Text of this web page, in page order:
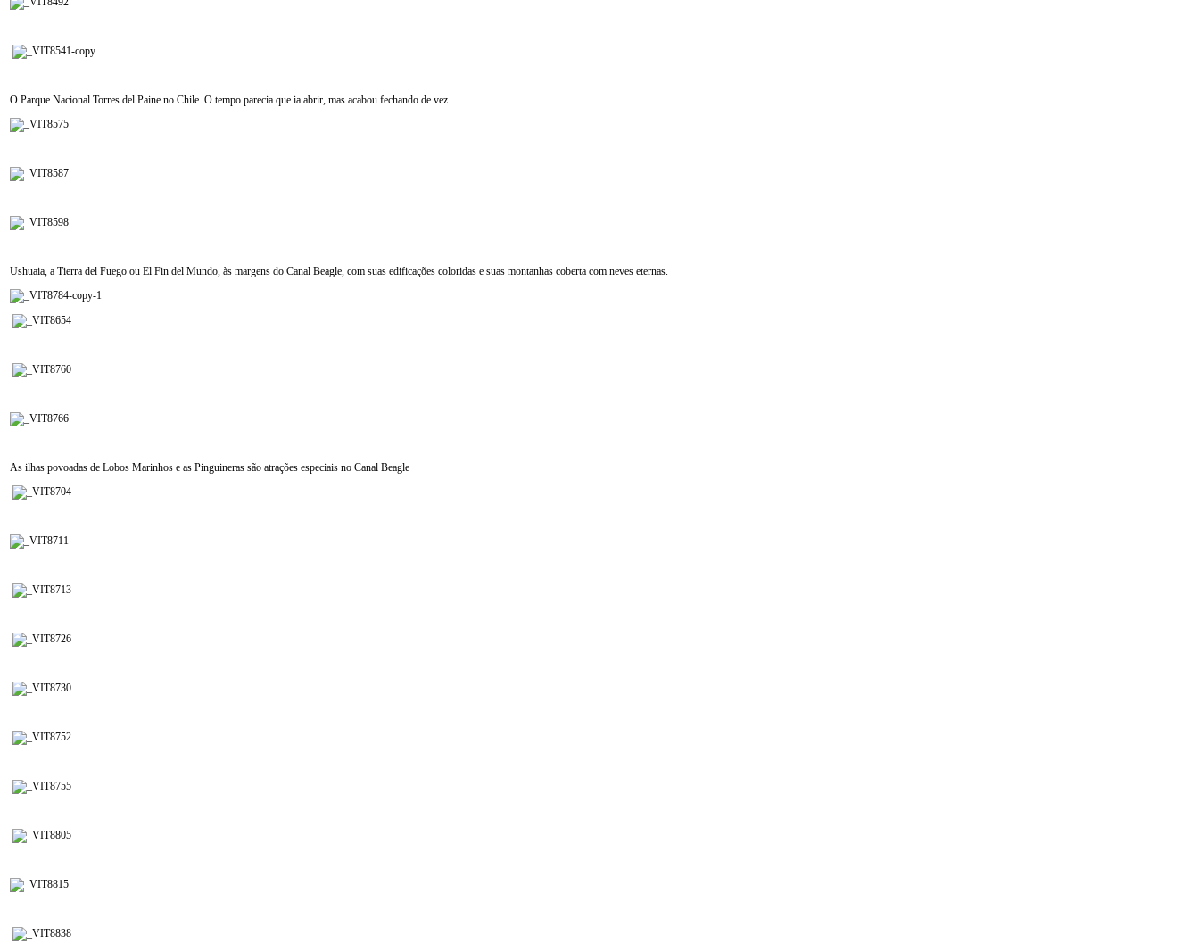
O Parque Nacional Torres del Paine no Chile. O tempo parecia que ia abrir, mas acabou fechando de vez...
Ushuaia, a Tierra del Fuego ou El Fin del Mundo, às margens do Canal Beagle, com suas edificações coloridas e suas montanhas coberta com neves eternas.
As ilhas povoadas de Lobos Marinhos e as Pinguineras são atrações especiais no Canal Beagle